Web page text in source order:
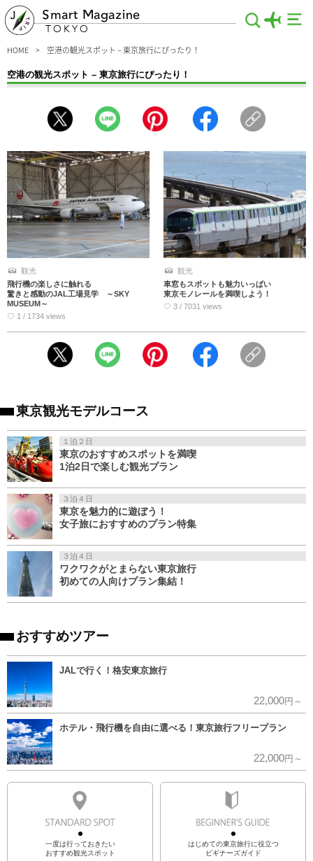
Smart Magazine
TOKYO
HOME 空港の観光スポット – 東京旅行にぴったり！
空港の観光スポット – 東京旅行にぴったり！
める観光スポットがあるんです！展望デッキから飛行機の離発着を眺めるも良し、
空港でしか買えないグッズや空スイーツ、空弁のお土産を探すのも良し。魅力ある
よ！
観光
飛行機の楽しさに触れる
驚きと感動のJAL工場見学 ～SKY
MUSEUM～
♡ 1 / 1734 views
観光
車窓もスポットも魅力いっぱい
東京モノレールを満喫しよう！
♡ 3 / 7031 views
東京観光モデルコース
１泊２日
東京のおすすめスポットを満喫
1泊2日で楽しむ観光プラン
３泊４日
東京を魅力的に遊ぼう！
女子旅におすすめのプラン特集
３泊４日
ワクワクがとまらない東京旅行
初めての人向けプラン集結！
おすすめツアー
JALで行く！格安東京旅行
22,000円～
ホテル・飛行機を自由に選べる！東京旅行フリープラン
22,000円～
一度は行っておきたい
おすすめ観光スポット
はじめての東京旅行に役立つ
ビギナーズガイド